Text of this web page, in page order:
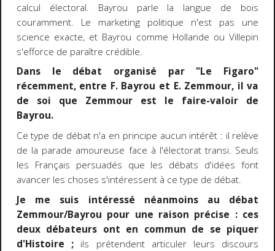
calcul électoral. Bayrou parle la langue de bois
couramment. Le marketing politique n'est pas une
science exacte, et Bayrou comme Hollande ou Villepin
s'efforce de paraître crédible.
Dans le débat organisé par "Le Figaro"
récemment, entre F. Bayrou et E. Zemmour, il va
de soi que Zemmour est le faire-valoir de
Bayrou.
Ce type de débat n'a en principe aucun intérêt : il relève
de la parade amoureuse face à l'électorat transi. Seuls
les Français persuadés que les débats d'idées font
avancer les choses s'intéressent à ce type de débat.
Je me suis intéressé néanmoins au débat
Zemmour/Bayrou pour une raison précise : ces
deux débateurs ont en commun de se piquer
d'Histoire ; ils prétendent articuler leurs discours